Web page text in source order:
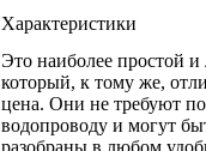
Характеристики
Это наиболее простой и
который, к тому же,
цена. Они не требуют
водопроводу и могут
разобраны в любом